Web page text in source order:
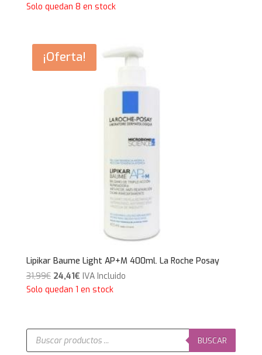
precio
19,99€.
precio
14,95€.
Solo quedan 8 en stock
¡Oferta!
Lipikar Baume Light AP+M 400ml. La Roche Posay
31,99€ El
precio
31,99€.
24,41€El
precio
24,41€.
IVA Incluido
Solo quedan 1 en stock
Búsqueda
productos
BUSCAR